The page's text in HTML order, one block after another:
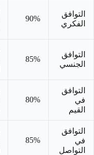
التوافق
الفكري
90%
التوافق
الجنسي
85%
التوافق
في
القيم
80%
التوافق
في
التواصل
85%